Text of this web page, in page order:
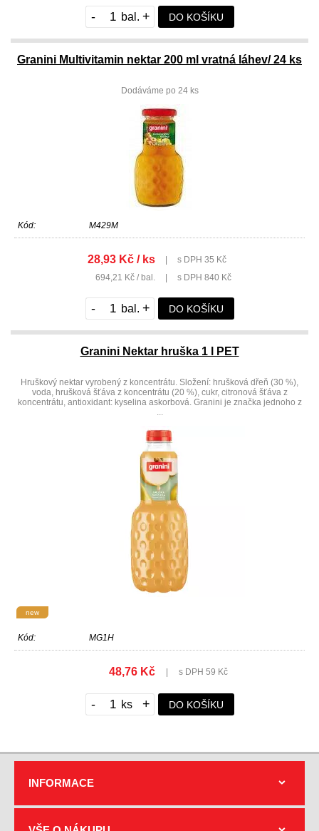
- + DO KOŠÍKU
Granini Multivitamin nektar 200 ml vratná láhev/ 24 ks
Dodáváme po 24 ks
Kód: M429M
28,93 Kč / ks
s DPH 35 Kč
694,21 Kč / bal.
s DPH 840 Kč
- + DO KOŠÍKU
Granini Nektar hruška 1 l PET
Hruškový nektar vyrobený z koncentrátu. Složení: hrušková dřeň (30 %),
voda, hrušková šťáva z koncentrátu (20 %), cukr, citronová šťáva z
koncentrátu, antioxidant: kyselina askorbová. Granini je značka jednoho z
...
new
Kód: MG1H
48,76 Kč s DPH 59 Kč
- + DO KOŠÍKU
INFORMACE